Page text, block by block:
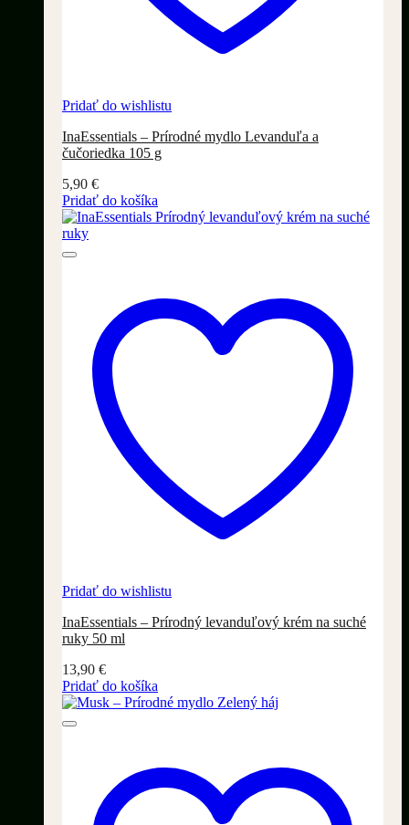
Pridať do wishlistu
InaEssentials – Prírodné mydlo Levanduľa a
čučoriedka 105 g
5,90 €
Pridať do košíka
Pridať do wishlistu
InaEssentials – Prírodný levanduľový krém na suché
ruky 50 ml
13,90 €
Pridať do košíka